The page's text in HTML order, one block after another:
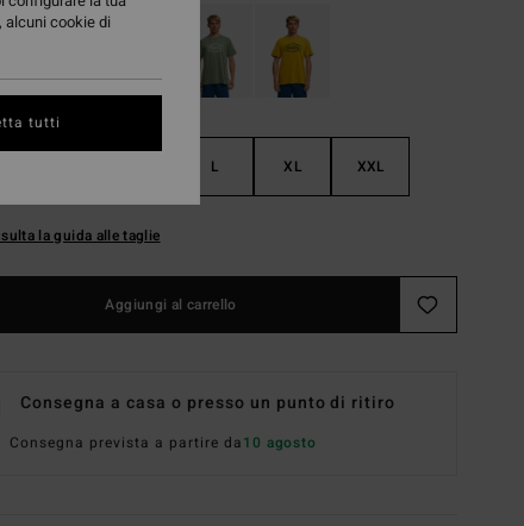
L XL XXL
la guida alle taglie
Aggiungi al carrello
Consegna a casa o presso un punto di ritiro
Consegna prevista a partire da10 agosto
alcuni cookie di
tutti